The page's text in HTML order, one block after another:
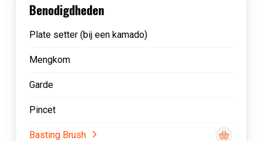
Benodigdheden
Plate setter (bij een kamado)
Mengkom
Garde
Pincet
Basting Brush